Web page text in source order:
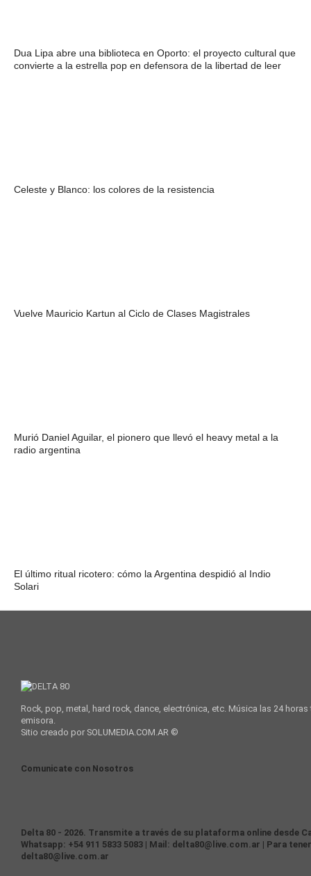
Dua Lipa abre una biblioteca en Oporto: el proyecto cultural que
convierte a la estrella pop en defensora de la libertad de leer
Celeste y Blanco: los colores de la resistencia
Vuelve Mauricio Kartun al Ciclo de Clases Magistrales
Murió Daniel Aguilar, el pionero que llevó el heavy metal a la
radio argentina
El último ritual ricotero: cómo la Argentina despidió al Indio
Solari
Rock, pop, metal, hard rock, dance, electrónica, etc. Música las 24
emisora.
Sitio creado por SOLUMEDIA.COM.AR ©
Comunicate con Nosotros
Delta 80 - 2026. Transmite a través de su plataforma online desde
Whatsapp: +54 911 5833 5083 | Mail: delta80@live.com.ar | Para
delta80@live.com.ar